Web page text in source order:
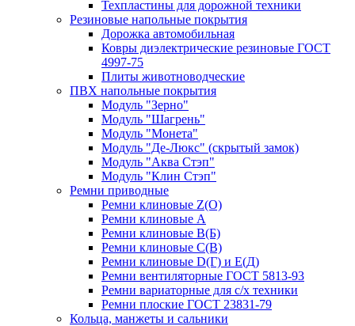
Техпластины для дорожной техники
Резиновые напольные покрытия
Дорожка автомобильная
Ковры диэлектрические резиновые ГОСТ
4997-75
Плиты животноводческие
ПВХ напольные покрытия
Модуль "Зерно"
Модуль "Шагрень"
Модуль "Монета"
Модуль "Де-Люкс" (скрытый замок)
Модуль "Аква Стэп"
Модуль "Клин Стэп"
Ремни приводные
Ремни клиновые Z(О)
Ремни клиновые А
Ремни клиновые В(Б)
Ремни клиновые С(В)
Ремни клиновые D(Г) и Е(Д)
Ремни вентиляторные ГОСТ 5813-93
Ремни вариаторные для с/х техники
Ремни плоские ГОСТ 23831-79
Кольца, манжеты и сальники